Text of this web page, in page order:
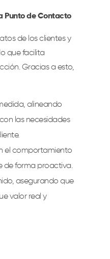
Punto de Contacto
de los clientes y
que facilita
Gracias a esto,
alineando
las necesidades
el comportamiento
de forma proactiva.
asegurando que
valor real y